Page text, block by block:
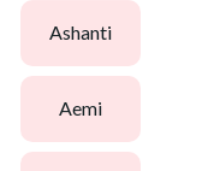
ashanti
aemi